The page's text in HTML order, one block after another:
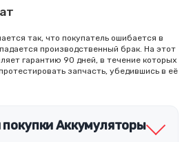
так, что покупатель ошибается в
производственный брак. На этот
гарантию 90 дней, в течение которых
запчасть, убедившись в её
покупки Аккумуляторы